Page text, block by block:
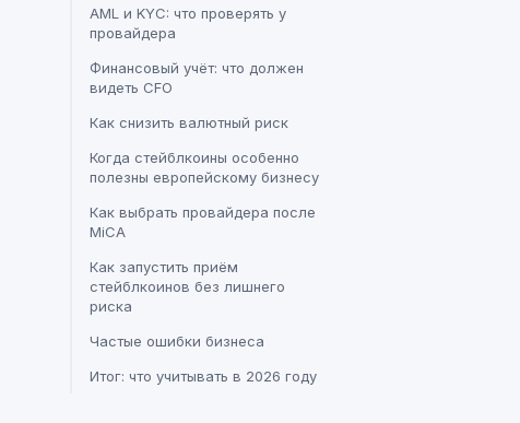
AML и KYC: что проверять у
провайдера
Финансовый учёт: что должен
видеть CFO
Как снизить валютный риск
Когда стейблкоины особенно
полезны европейскому бизнесу
Как выбрать провайдера после
MiCA
Как запустить приём
стейблкоинов без лишнего
риска
Частые ошибки бизнеса
Итог: что учитывать в 2026 году